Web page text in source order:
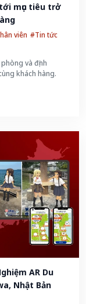
mục tiêu trở
viên #Tin tức
và định
khách hàng.
AR Du
Nhật Bản